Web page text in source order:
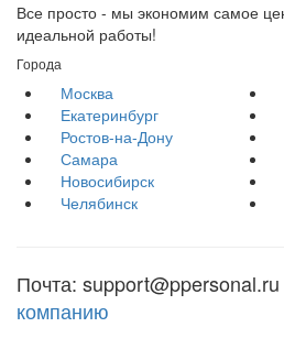
Все просто - мы экономим самое
идеальной работы!
Города
Москва
Екатеринбург
Ростов-на-Дону
Самара
Новосибирск
Челябинск
Почта:
компанию